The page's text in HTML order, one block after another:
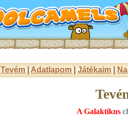
Tevém Adatlapom |Játékaim
A Galaktikus